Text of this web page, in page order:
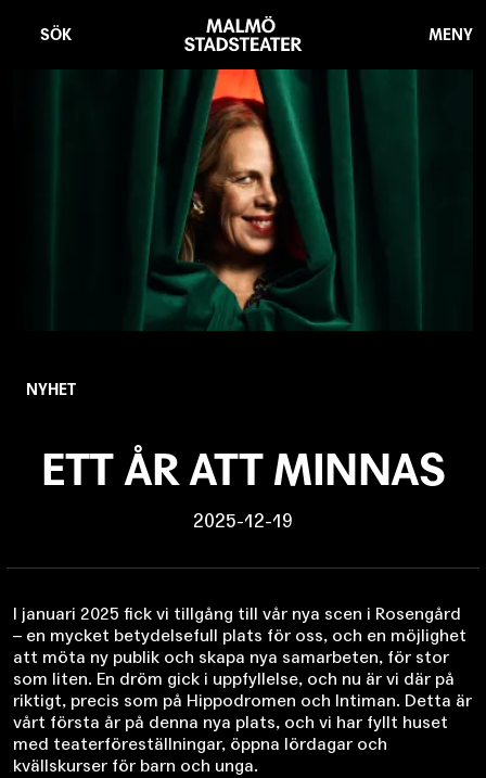
SÖK
Stadsteater
MENY
NYHET
ETT ÅR ATT MINNAS
2025-12-19
I januari 2025 fick vi tillgång till vår nya scen i Rosengård
– en mycket betydelsefull plats för oss, och en möjlighet
att möta ny publik och skapa nya samarbeten, för stor
som liten. En dröm gick i uppfyllelse, och nu är vi där på
riktigt, precis som på Hippodromen och Intiman. Detta är
vårt första år på denna nya plats, och vi har fyllt huset
med teaterföreställningar, öppna lördagar och
kvällskurser för barn och unga.